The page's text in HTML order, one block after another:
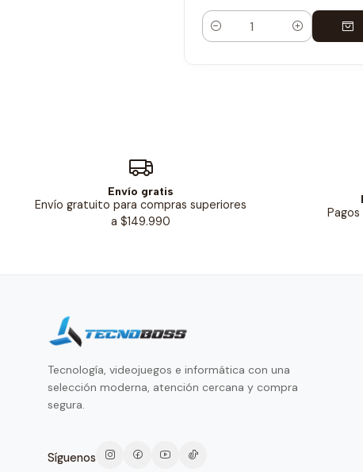
Cantidad
Envío gratis
Envío gratuito para compras superiores
a $149.990
Tecnología, videojuegos e informática con una
selección moderna, atención cercana y compra
segura.
Síguenos